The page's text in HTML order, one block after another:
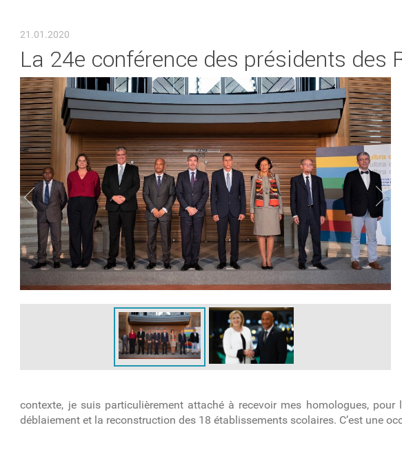
21.01.2020
La 24e conférence des présidents des
contexte, je suis particulièrement attaché à recevoir mes homologues,
déblaiement et la reconstruction des 18 établissements scolaires. C’est une